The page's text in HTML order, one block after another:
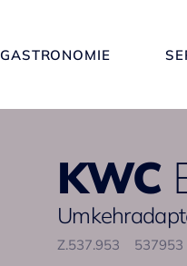
GASTRONOMIE
KWC
Z.537.953 537953